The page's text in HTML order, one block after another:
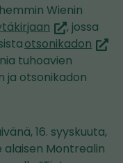
Wienin
(avautuu
uuteen
ikkunaan,
siirryt
, jossa
otsonikadon
tuhoavien
ja otsonikadon
16. syyskuuta,
alaisen Montrealin